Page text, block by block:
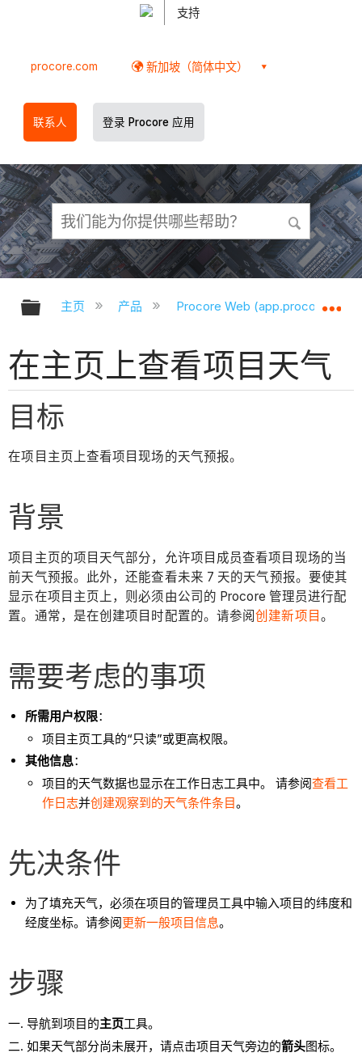
支持
procore.com 新加坡（简体中文）
联系人 登录 Procore 应用
扩展/隐缩全局层次
主页 产品 Procore Web
在主页上查看项目天气
目标
在项目主页上查看项目现场的天气预报。
背景
项目主页的项目天气部分，允许项目成员查看项目现场的当
前天气预报。此外，还能查看未来 7 天的天气预报。要使其
显示在项目主页上，则必须由公司的 Procore 管理员进行配
置。通常，是在创建项目时配置的。请参阅创建新项目 。
需要考虑的事项
所需用户权限：
项目主页工具的“只读”或更高权限。
其他信息：
项目的天气数据也显示在工作日志工具中。 请参阅查看工
作日志并创建观察到的天气条件条目。
先决条件
为了填充天气，必须在项目的管理员工具中输入项目的纬度和
经度坐标。请参阅更新一般项目信息。
步骤
导航到项目的主页工具。
如果天气部分尚未展开，请点击项目天气旁边的箭头图标。